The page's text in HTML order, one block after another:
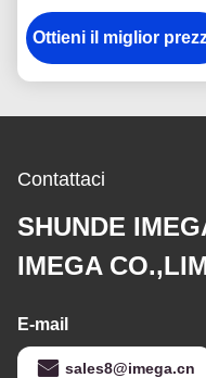
di Cork Plain
Keyring 12mm
Keychains
Ottieni il miglior
Contattaci
SHUNDE
IMEGA
E-mail
sales8@imega.cn